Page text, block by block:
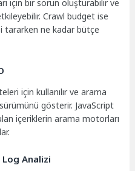
için bir sorun oluşturabilir ve
Crawl budget ise
tararken ne kadar bütçe
için kullanılır ve arama
gösterir. JavaScript
içeriklerin arama motorları
Analizi